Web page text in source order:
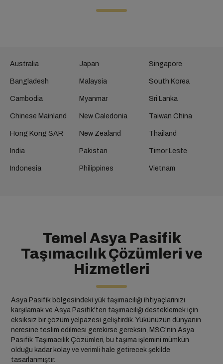
Australia
Bangladesh
Cambodia
Chinese Mainland
Hong Kong SAR
India
Indonesia
Japan
Malaysia
Myanmar
New Caledonia
New Zealand
Pakistan
Philippines
Singapore
South Korea
Sri Lanka
Taiwan China
Thailand
Timor Leste
Vietnam
Temel Asya Pasifik
Taşımacılık Çözümleri ve
Hizmetleri
Asya Pasifik bölgesindeki yük taşımacılığı ihtiyaçlarınızı
karşılamak ve Asya Pasifik'ten taşımacılığı desteklemek için
eksiksiz bir çözüm yelpazesi geliştirdik. Yükünüzün dünyanın
neresine teslim edilmesi gerekirse gereksin, MSC'nin Asya
Pasifik Taşımacılık Çözümleri, bu taşıma işlemini mümkün
olduğu kadar kolay ve verimli hale getirecek şekilde
tasarlanmıştır.